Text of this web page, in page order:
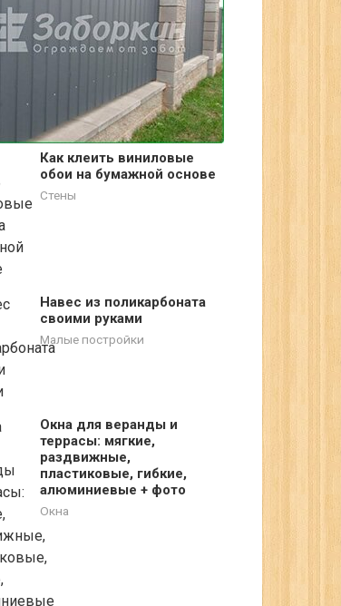
Как клеить виниловые
обои на бумажной основе
Стены
Навес из поликарбоната
своими руками
Малые постройки
Окна для веранды и
террасы: мягкие,
раздвижные,
пластиковые, гибкие,
алюминиевые + фото
Окна